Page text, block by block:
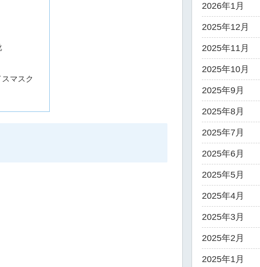
マスク
2026年1月
2025年12月
2025年11月
2025年10月
2025年9月
2025年8月
2025年7月
2025年6月
2025年5月
2025年4月
2025年3月
2025年2月
2025年1月